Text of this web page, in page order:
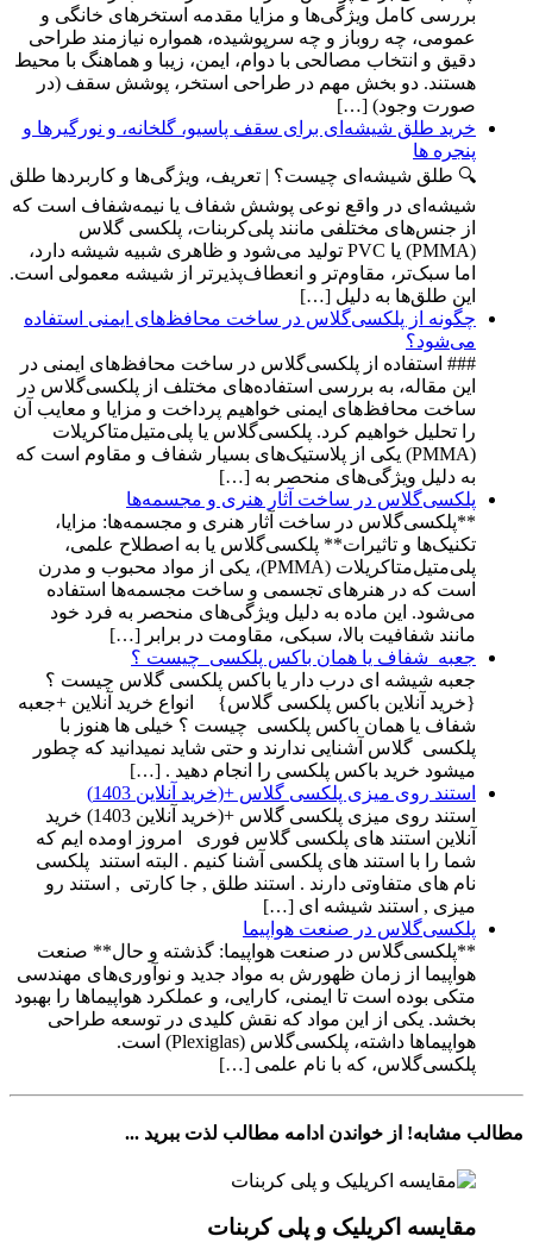
بررسی کامل ویژگی‌ها و مزایا مقدمه استخرهای خانگی و
عمومی، چه روباز و چه سرپوشیده، همواره نیازمند طراحی
دقیق و انتخاب مصالحی با دوام، ایمن، زیبا و هماهنگ با محیط
هستند. دو بخش مهم در طراحی استخر، پوشش سقف (در
صورت وجود) […]
خرید طلق شیشه‌ای برای سقف پاسیو، گلخانه، و نورگیرها و
پنجره ها
🔍 طلق شیشه‌ای چیست؟ | تعریف، ویژگی‌ها و کاربردها طلق
شیشه‌ای در واقع نوعی پوشش شفاف یا نیمه‌شفاف است که
از جنس‌های مختلفی مانند پلی‌کربنات، پلکسی گلاس
(PMMA) یا PVC تولید می‌شود و ظاهری شبیه شیشه دارد،
اما سبک‌تر، مقاوم‌تر و انعطاف‌پذیرتر از شیشه معمولی است.
این طلق‌ها به دلیل […]
چگونه از پلکسی‌گلاس در ساخت محافظ‌های ایمنی استفاده
می‌شود؟
### استفاده از پلکسی‌گلاس در ساخت محافظ‌های ایمنی در
این مقاله، به بررسی استفاده‌های مختلف از پلکسی‌گلاس در
ساخت محافظ‌های ایمنی خواهیم پرداخت و مزایا و معایب آن
را تحلیل خواهیم کرد. پلکسی‌گلاس یا پلی‌متیل‌متاکریلات
(PMMA) یکی از پلاستیک‌های بسیار شفاف و مقاوم است که
به دلیل ویژگی‌های منحصر به […]
پلکسی‌گلاس در ساخت آثار هنری و مجسمه‌ها
**پلکسی‌گلاس در ساخت آثار هنری و مجسمه‌ها: مزایا،
تکنیک‌ها و تاثیرات** پلکسی‌گلاس یا به اصطلاح علمی،
پلی‌متیل‌متاکریلات (PMMA)، یکی از مواد محبوب و مدرن
است که در هنرهای تجسمی و ساخت مجسمه‌ها استفاده
می‌شود. این ماده به دلیل ویژگی‌های منحصر به فرد خود
مانند شفافیت بالا، سبکی، مقاومت در برابر […]
جعبه شفاف یا همان باکس پلکسی چیست ؟
جعبه شیشه ای درب دار یا باکس پلکسی گلاس چیست ؟
{خرید آنلاین باکس پلکسی گلاس} انواع خرید آنلاین +جعبه
شفاف یا همان باکس پلکسی چیست ؟ خیلی ها هنوز با
پلکسی گلاس آشنایی ندارند و حتی شاید نمیدانید که چطور
میشود خرید باکس پلکسی را انجام دهید . […]
استند روی میزی پلکسی گلاس +(خرید آنلاین 1403)
استند روی میزی پلکسی گلاس +(خرید آنلاین 1403) خرید
آنلاین استند های پلکسی گلاس فوری امروز اومده ایم که
شما را با استند های پلکسی آشنا کنیم . البته استند پلکسی
نام های متفاوتی دارند . استند طلق , جا کارتی , استند رو
میزی , استند شیشه ای […]
پلکسی‌گلاس در صنعت هواپیما
**پلکسی‌گلاس در صنعت هواپیما: گذشته و حال** صنعت
هواپیما از زمان ظهورش به مواد جدید و نوآوری‌های مهندسی
متکی بوده است تا ایمنی، کارایی، و عملکرد هواپیماها را بهبود
بخشد. یکی از این مواد که نقش کلیدی در توسعه طراحی
هواپیماها داشته، پلکسی‌گلاس (Plexiglas) است.
پلکسی‌گلاس، که با نام علمی […]
مطالب مشابه! از خواندن ادامه مطالب لذت ببرید ...
مقایسه اکریلیک و پلی کربنات